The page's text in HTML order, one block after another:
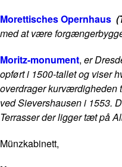
Morettisches Opernhaus
med at være
Moritz-monument, er
opført i 1500-tallet og viser
overdrager kurværdigheden
ved Sievershausen i 1553.
Terrasser der ligger tæt på
Münzkabinett,